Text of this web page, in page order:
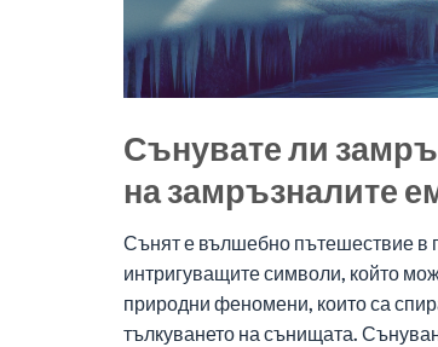
Сънувате ли
на замръзналите
Сънят е вълшебно пътешествие в
интригуващите символи, който
природни феномени, които са
тълкуването на сънищата.